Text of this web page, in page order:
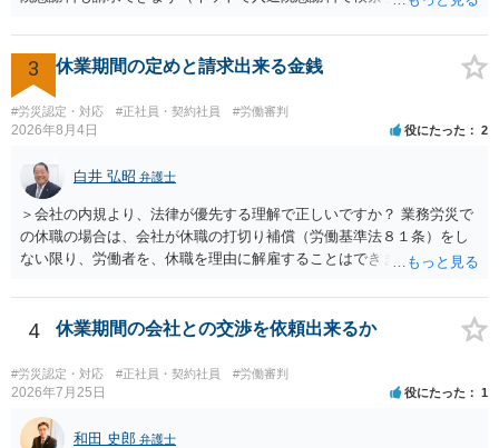
後遺障害慰謝料も請求できます。これらは後遺障害の等級、あなたの
収入、年齢等で大きく変わりますので一般的にいくらとは言えませ
ん。 弁護士に依頼する費用はそれぞれの弁護士で異なるので個別に聞
いてみるしかありませんが、旧日弁連規準を使った着手金・成功報酬
方式と着手金ゼロまたは少額で成功報酬大目の方式のどちらかが多い
弁護士に直接面談で相談されることをお勧めします。
3 休業期間の定めと請求出来る金銭
#労災認定・対応 #正社員・契約社員 #労働審判
2026年8月4日 役にたった 2
白井 弘昭 弁護士
＞会社の内規より、法律が優先する理解で正しいですか？ 業務労災で
の休職の場合は、会社が休職の打切り補償（労働基準法８１条）をし
ない限り、労働者を、休職を理由に解雇することはできません（労働
期間満了による退職は、業務労災への適用はありませんので、ご安心
ください。 仮に会社が打切り補償をせずに解雇した場合は、不当解雇
に、受け取れる金銭はありますでしょうか？ 業務労災の場合は、会社
の安全配慮義務違反が認められると解されますので、会社の損害賠償
責任（治療費、通院慰謝料、入院費、入院慰謝料、後遺障害慰謝料、
逸失利益等）が認められる可能性が高いと思われます。 また、業務労
4 休業期間の会社との交渉を依頼出来るか
#労災認定・対応 #正社員・契約社員 #労働審判
2026年7月25日 役にたった 1
和田 史郎 弁護士